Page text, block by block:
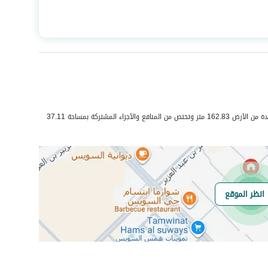
عدد الغرف
6
هاتف
نعم
الياف ضوئية
نعم
هل يوجد اي التزام
على العقار ؟
لايوجد
حي الرحاب 2 بمدينة جيزان مساحة الوحدة من الأرض 162.83 متر وتختص من المنافع والأجزاء المشتركة بمساحة 37.11
انظر الموقع